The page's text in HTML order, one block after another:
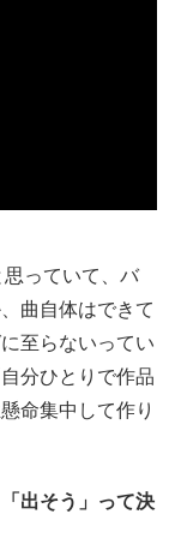
っていて、バ
曲自体はできて
至らないってい
分ひとりで作品
命集中して作り
出そう」って決